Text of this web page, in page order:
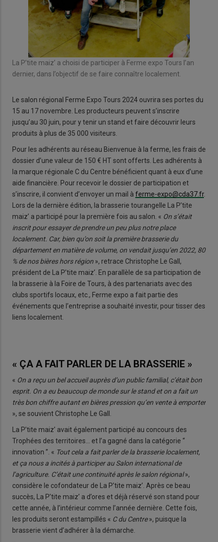
La P’tite maiz’ a choisi de participer à Ferme expo Tours l’an
dernier, dans l’objectif de se faire connaître localement.
Le salon régional Ferme Expo Tours 2024 ouvrira ses portes du
15 au 17 novembre. Les producteurs peuvent s’inscrire
jusqu’au 30 juin, pour y tenir un stand et faire découvrir leurs
produits à plus de 35 000 visiteurs.
Pour les adhérents au réseau Bienvenue à la ferme, les frais de
dossier d’une valeur de 150 € HT sont offerts. Les adhérents à
la marque régionale C du Centre bénéficient quant à eux d’une
aide financière. Pour recevoir le dossier de participation et
s’inscrire, il convient d’envoyer un mail à ferme-expo@cda37.fr.
Lors de la dernière édition, la brasserie tourangelle La P’tite
maiz’ a participé pour la première fois au salon. « On s’était
inscrit pour essayer de prendre un peu plus notre place
localement. Car, bien qu’on soit la première brasserie du
département en matière de volume, on vendait jusqu’en 2022, 80
% de nos bières hors région », retrace Christophe Le Gall,
président de La P’tite maiz’. En parallèle de sa participation de
la brasserie à la Foire de Tours, à des partenariats avec des
clubs sportifs locaux, etc., Ferme expo a fait partie des
événements que l’entreprise a souhaité investir, pour tisser des
liens localement.
« ÇA A FAIT PARLER DE LA BRASSERIE »
« On a reçu un bel accueil auprès d’un public familial, c’était bon
esprit. On a eu beaucoup de monde sur le stand et on a fait un
très bon chiffre autant en bières pression qu’en vente à emporter
», se souvient Christophe Le Gall.
La P’tite maiz’ avait également participé au concours des
Trophées des territoires… et l’a gagné dans la catégorie “
innovation ”. « Tout cela a fait parler de la brasserie localement,
et ça nous a incités à participer au Salon international de
l’agriculture. C’était une continuité après le salon régional»,
considère le cofondateur de La P’tite maiz’. Après ce beau
succès, La P’tite maiz’ a d’ores et déjà réservé son stand pour
cette année, à l’intérieur comme l’année dernière. Cette fois,
les produits seront estampillés « C du Centre», puisque la
brasserie vient d’adhérer à la démarche.